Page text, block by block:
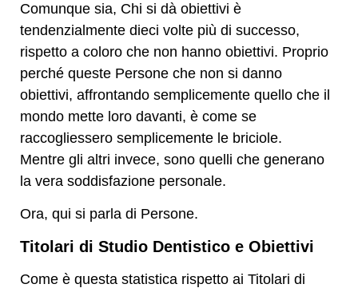
Comunque sia, Chi si dà obiettivi è
tendenzialmente dieci volte più di successo,
rispetto a coloro che non hanno obiettivi. Proprio
perché queste Persone che non si danno
obiettivi, affrontando semplicemente quello che il
mondo mette loro davanti, è come se
raccogliessero semplicemente le briciole.
Mentre gli altri invece, sono quelli che generano
la vera soddisfazione personale.
Ora, qui si parla di Persone.
Titolari di Studio Dentistico e Obiettivi
Come è questa statistica rispetto ai Titolari di